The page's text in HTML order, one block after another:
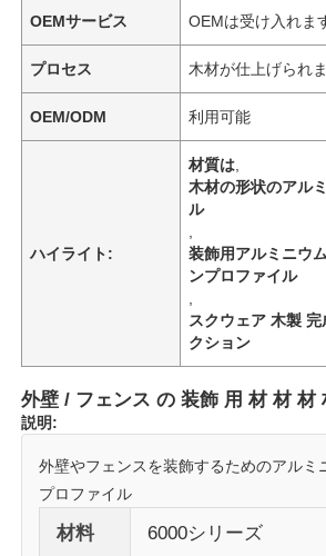
OEMサービス OEMは受け入れま
プロセス 木材が仕上げられ
OEM/ODM 利用可能
ハイライト:
材質は
木材の形状のアル
ル
装飾用アルミニウ
ンプロファイル
スクウェア 木製
クション
外壁 / フェンス の 装飾 用 材 材 材
説明:
外壁やフェンスを装飾するためのアルミ
プロファイル
材料 6000シリーズ